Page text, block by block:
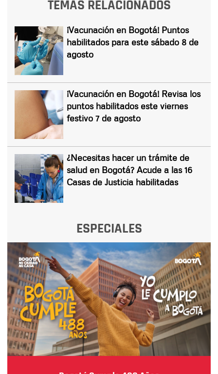
TEMAS RELACIONADOS
¡Vacunación en Bogotá! Puntos
habilitados para este sábado 8 de
agosto
¡Vacunación en Bogotá! Revisa los
puntos habilitados este viernes
festivo 7 de agosto
¿Necesitas hacer un trámite de
salud en Bogotá? Acude a las 16
Casas de Justicia habilitadas
ESPECIALES